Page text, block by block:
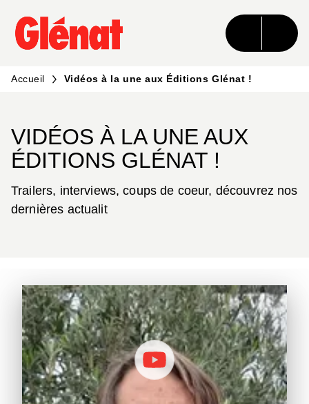
MENU RECHERCHE CONTENU
PIED DE PAGE
Accueil Vidéos à la une aux Éditions Glénat !
VIDÉOS À LA UNE AUX
ÉDITIONS GLÉNAT !
Trailers, interviews, coups de coeur, découvrez nos
dernières actualit